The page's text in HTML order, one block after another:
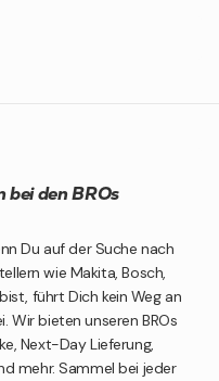
den BROs
Du auf der Suche nach
wie Makita, Bosch,
führt Dich kein Weg an
Wir bieten unseren BROs
Next-Day Lieferung,
mehr. Sammel bei jeder